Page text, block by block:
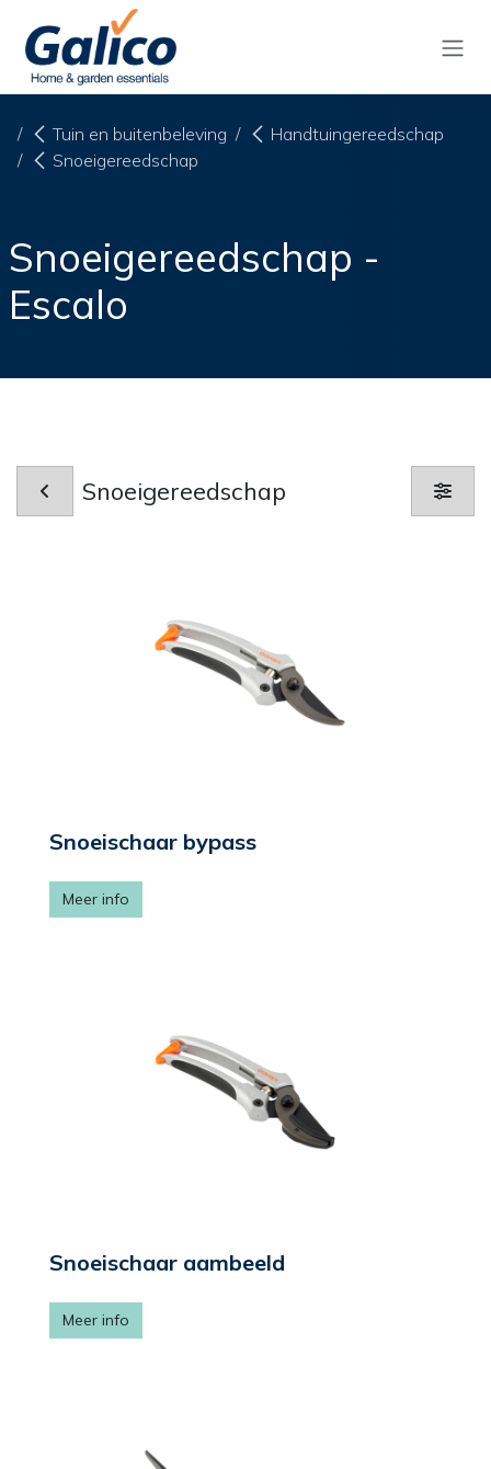
Overslaan naar inhoud
Tuin en buitenbeleving
Handtuingereedschap
Snoeigereedschap
Snoeigereedschap -
Escalo
Snoeigereedschap
Snoeischaar bypass
Meer info
Snoeischaar aambeeld
Meer info